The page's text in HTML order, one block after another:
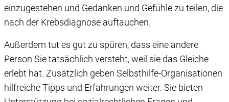
einzugestehen und Gedanken und Gefühle zu teilen, die
nach der Krebsdiagnose auftauchen.
Außerdem tut es gut zu spüren, dass eine andere
Person Sie tatsächlich versteht, weil sie das Gleiche
erlebt hat. Zusätzlich geben Selbsthilfe-Organisationen
hilfreiche Tipps und Erfahrungen weiter. Sie bieten